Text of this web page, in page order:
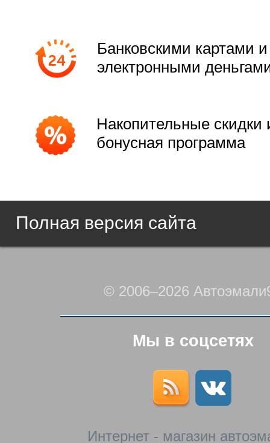
Банковскими картами и
электронными
Накопительные скидки
бонусная программа
Полная версия сайта
© 2006–2026
Мы в соцсетях
Интернет - магазин